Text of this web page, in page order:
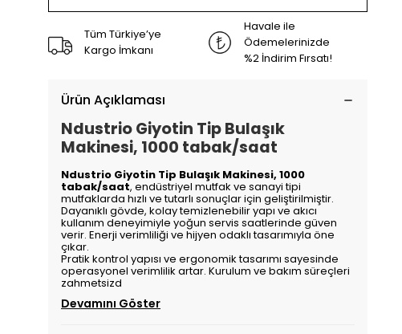
Tüm Türkiye’ye
Kargo İmkanı
Havale ile
Ödemelerinizde
%2 İndirim Fırsatı!
Ürün Açıklaması
Ndustrio Giyotin Tip Bulaşık
Makinesi, 1000 tabak/saat
Ndustrio Giyotin Tip Bulaşık Makinesi, 1000
tabak/saat, endüstriyel mutfak ve sanayi tipi
mutfaklarda hızlı ve tutarlı sonuçlar için geliştirilmiştir.
Dayanıklı gövde, kolay temizlenebilir yapı ve akıcı
kullanım deneyimiyle yoğun servis saatlerinde güven
verir. Enerji verimliliği ve hijyen odaklı tasarımıyla öne
çıkar.
Pratik kontrol yapısı ve ergonomik tasarımı sayesinde
operasyonel verimlilik artar. Kurulum ve bakım süreçleri
zahmetsizd
Devamını Göster